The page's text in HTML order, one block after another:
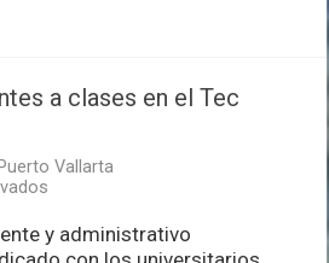
a clases en el Tec
Puerto Vallarta
estudiantes
a
y administrativo